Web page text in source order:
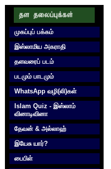
முகப்புப் பக்கம்
இஸ்லாமிய அகராதி
தளவரைப் படம்
படமும் பாடமும்
WhatsApp வழி(லி)கள்
Islam Quiz - இஸ்லாம்
வினாடிவினா
தேவன் & அல்லாஹ்
இயேசு யார்?
பைபிள்